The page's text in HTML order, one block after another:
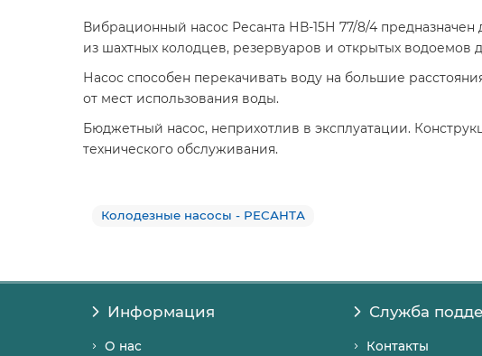
Вибрационный насос Ресанта НВ-15Н 77/8/4
из шахтных колодцев, резервуаров и открытых водоемов
Насос способен перекачивать воду на большие
от мест использования воды.
Бюджетный насос, неприхотлив в эксплуатации.
технического обслуживания.
Колодезные насосы - РЕСАНТА
Информация
О нас
Служба
Контакты